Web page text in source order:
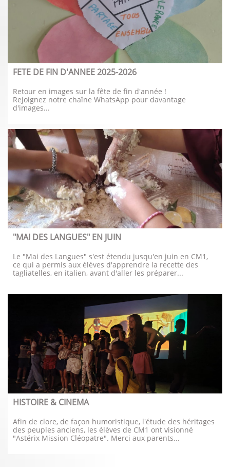
FETE DE FIN D'ANNEE 2025-2026
Retour en images sur la fête de fin d'année !
Rejoignez notre chaîne WhatsApp pour davantage
d'images...
"MAI DES LANGUES" EN JUIN
Le "Mai des Langues" s'est étendu jusqu'en juin en CM1,
ce qui a permis aux élèves d'apprendre la recette des
tagliatelles, en italien, avant d'aller les préparer...
HISTOIRE & CINEMA
Afin de clore, de façon humoristique, l'étude des héritages
des peuples anciens, les élèves de CM1 ont visionné
"Astérix Mission Cléopatre". Merci aux parents...